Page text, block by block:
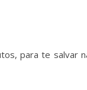
para te salvar